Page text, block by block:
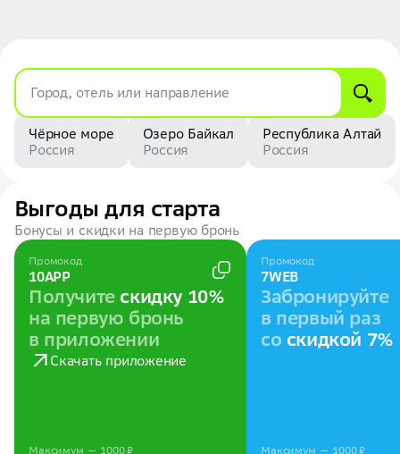
Город, отель или направление
Чёрное море
Россия
Озеро Байкал
Россия
Республика Алтай
Россия
Выгоды для старта
Бонусы и скидки на первую бронь
Промокод
10APP
Получите скидку 10%
на первую бронь
в приложении
Скачать приложение
Максимум — 1000 ₽
Промокод
7WEB
Забронируйте
в первый раз
со скидкой 7%
Максимум — 1000 ₽